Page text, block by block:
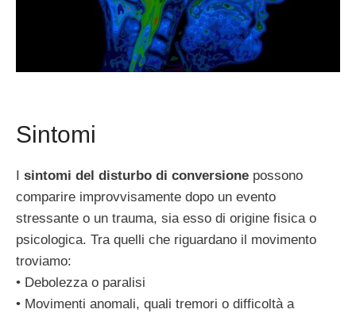
Sintomi
sintomi del disturbo di conversione possono
comparire improvvisamente dopo un evento
stressante o un trauma, sia esso di origine fisica o
psicologica. Tra quelli che riguardano il movimento
troviamo:
• Debolezza o paralisi
• Movimenti anomali, quali tremori o difficoltà a